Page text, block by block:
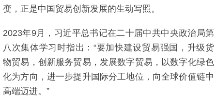
变，正是中国贸易创新发展的生动写照。
2023年9月，习近平总书记在二十届中共中央政治局第
八次集体学习时指出：“要加快建设贸易强国，升级货
物贸易，创新服务贸易，发展数字贸易，以数字化绿色
化为方向，进一步提升国际分工地位，向全球价值链中
高端迈进。”